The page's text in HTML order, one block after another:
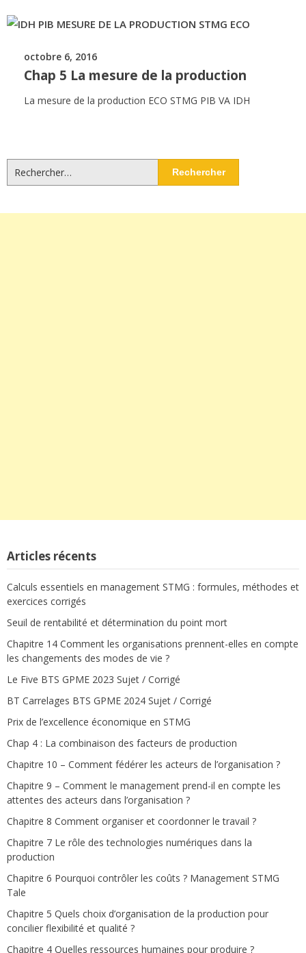
octobre 6, 2016
Chap 5 La mesure de la production
La mesure de la production ECO STMG PIB VA IDH
Rechercher :
Articles récents
Calculs essentiels en management STMG : formules, méthodes et
exercices corrigés
Seuil de rentabilité et détermination du point mort
Chapitre 14 Comment les organisations prennent-elles en compte
les changements des modes de vie ?
Le Five BTS GPME 2023 Sujet / Corrigé
BT Carrelages BTS GPME 2024 Sujet / Corrigé
Prix de l’excellence économique en STMG
Chap 4 : La combinaison des facteurs de production
Chapitre 10 – Comment fédérer les acteurs de l’organisation ?
Chapitre 9 – Comment le management prend-il en compte les
attentes des acteurs dans l’organisation ?
Chapitre 8 Comment organiser et coordonner le travail ?
Chapitre 7 Le rôle des technologies numériques dans la
production
Chapitre 6 Pourquoi contrôler les coûts ? Management STMG
Tale
Chapitre 5 Quels choix d’organisation de la production pour
concilier flexibilité et qualité ?
Chapitre 4 Quelles ressources humaines pour produire ?